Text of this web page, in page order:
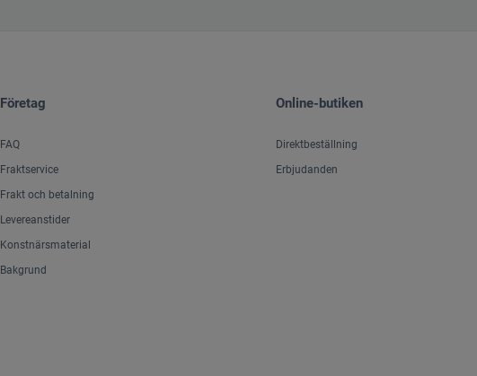
Företag
FAQ
Fraktservice
Frakt och betalning
Levereanstider
Konstnärsmaterial
Bakgrund
Online-butiken
Direktbeställning
Erbjudanden